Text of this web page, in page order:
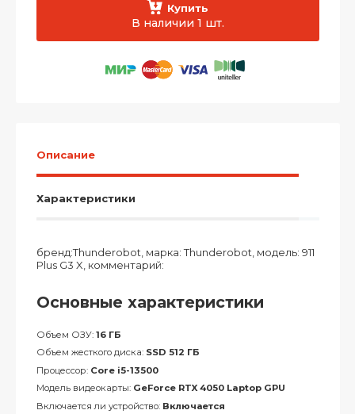
Купить
В наличии 1 шт.
Описание
Характеристики
бренд:Thunderobot, марка: Thunderobot, модель: 911
Plus G3 X, комментарий:
Основные характеристики
Объем ОЗУ: 16 ГБ
Объем жесткого диска: SSD 512 ГБ
Процессор: Core i5-13500
Модель видеокарты: GeForce RTX 4050 Laptop GPU
Включается ли устройство: Включается